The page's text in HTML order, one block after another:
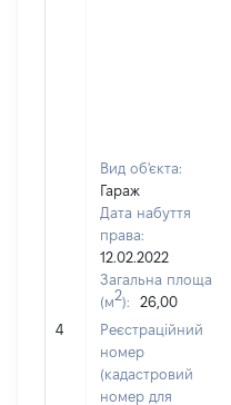
4
Вид об'єкта:
Гараж
Дата набуття
права:
12.02.2022
Загальна площа
(м2):
26,00
Реєстраційний
номер
(кадастровий
номер для